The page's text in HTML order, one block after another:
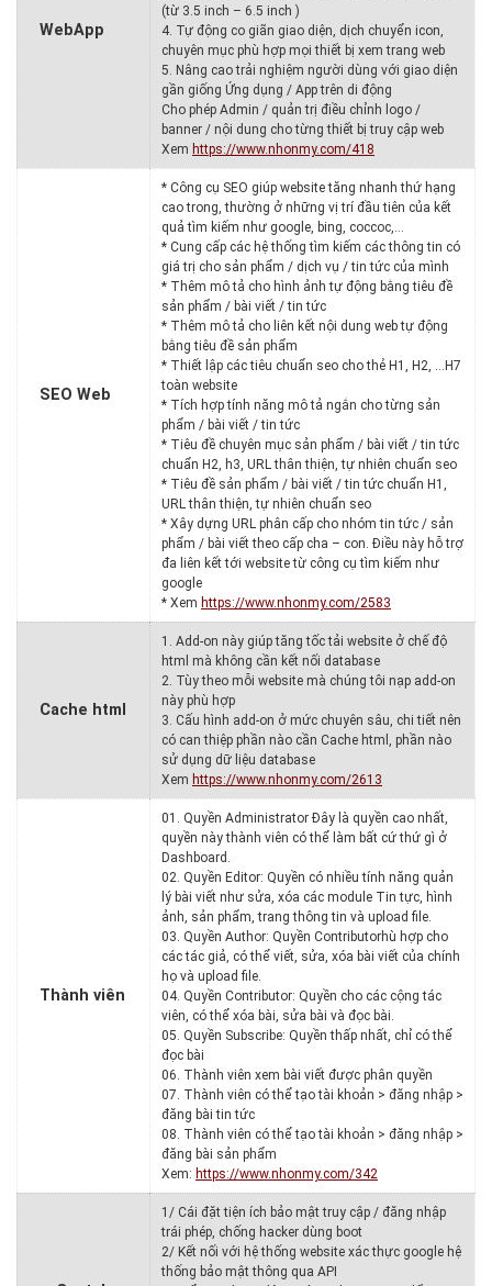
WebApp
(từ 3.5 inch – 6.5 inch )
4. Tự động co giãn giao diện, dịch chuyển icon,
chuyên mục phù hợp mọi thiết bị xem trang web
5. Nâng cao trải nghiệm người dùng với giao diện
gần giống Ứng dụng / App trên di động
Cho phép Admin / quản trị điều chỉnh logo /
banner / nội dung cho từng thiết bị truy cập web
Xem https://www.nhonmy.com/418
SEO Web
* Công cụ SEO giúp website tăng nhanh thứ hạng
cao trong, thường ở những vị trí đầu tiên của kết
quả tìm kiếm như google, bing, coccoc,…
* Cung cấp các hệ thống tìm kiếm các thông tin có
giá trị cho sản phẩm / dịch vụ / tin tức của mình
* Thêm mô tả cho hình ảnh tự động bằng tiêu đề
sản phẩm / bài viết / tin tức
* Thêm mô tả cho liên kết nội dung web tự động
bằng tiêu đề sản phẩm
* Thiết lập các tiêu chuẩn seo cho thẻ H1, H2, …H7
toàn website
* Tích hợp tính năng mô tả ngắn cho từng sản
phẩm / bài viết / tin tức
* Tiêu đề chuyên mục sản phẩm / bài viết / tin tức
chuẩn H2, h3, URL thân thiện, tự nhiên chuẩn seo
* Tiêu đề sản phẩm / bài viết / tin tức chuẩn H1,
URL thân thiện, tự nhiên chuẩn seo
* Xây dựng URL phân cấp cho nhóm tin tức / sản
phẩm / bài viết theo cấp cha – con. Điều này hỗ trợ
đa liên kết tới website từ công cụ tìm kiếm như
google
* Xem https://www.nhonmy.com/2583
Cache html
1. Add-on này giúp tăng tốc tải website ở chế độ
html mà không cần kết nối database
2. Tùy theo mỗi website mà chúng tôi nạp add-on
này phù hợp
3. Cấu hình add-on ở mức chuyên sâu, chi tiết nên
có can thiệp phần nào cần Cache html, phần nào
sử dụng dữ liệu database
Xem https://www.nhonmy.com/2613
Thành viên
01. Quyền Administrator Đây là quyền cao nhất,
quyền này thành viên có thể làm bất cứ thứ gì ở
Dashboard.
02. Quyền Editor: Quyền có nhiều tính năng quản
lý bài viết như sửa, xóa các module Tin tực, hình
ảnh, sản phẩm, trang thông tin và upload file.
03. Quyền Author: Quyền Contributorhù hợp cho
các tác giả, có thể viết, sửa, xóa bài viết của chính
họ và upload file.
04. Quyền Contributor: Quyền cho các cộng tác
viên, có thể xóa bài, sửa bài và đọc bài.
05. Quyền Subscribe: Quyền thấp nhất, chỉ có thể
đọc bài
06. Thành viên xem bài viết được phân quyền
07. Thành viên có thể tạo tài khoản > đăng nhập >
đăng bài tin tức
08. Thành viên có thể tạo tài khoản > đăng nhập >
đăng bài sản phẩm
Xem: https://www.nhonmy.com/342
1/ Cái đặt tiện ích bảo mật truy cập / đăng nhập
trái phép, chống hacker dùng boot
2/ Kết nối với hệ thống website xác thực google hệ
thống bảo mật thông qua API